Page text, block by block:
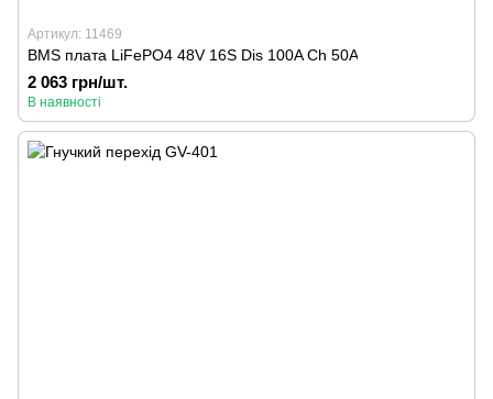
Артикул: 11469
BMS плата LiFePO4 48V 16S Dis 100A Ch 50A
2 063 грн/шт.
В наявності